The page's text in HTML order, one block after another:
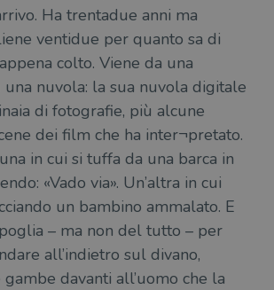
Ha trentadue anni ma
ventidue per quanto sa di
colto. Viene da una
una nuvola: la sua nuvola digitale
di fotografie, più alcune
dei film che ha inter¬pretato.
in cui si tuffa da una barca in
«Vado via». Un’altra in cui
un bambino ammalato. E
– ma non del tutto – per
all’indietro sul divano,
davanti all’uomo che la